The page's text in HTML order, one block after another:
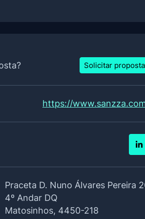
Solicitar proposta
https://
Praceta D. Nuno Álvares Pereira
4º Andar DQ
Matosinhos, 4450-218